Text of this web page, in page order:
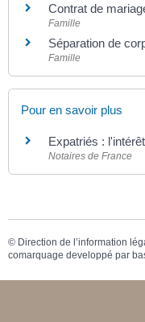
Contrat de
Famille
Séparation de
Famille
Pour en savoir plus
Expatriés :
Notaires de France
© Direction de l’information
comarquage developpé par